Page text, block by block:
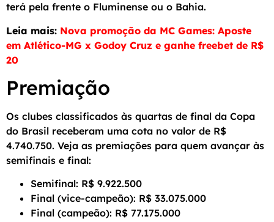
terá pela frente o Fluminense ou o Bahia.
Leia mais: Nova promoção da MC Games: Aposte
em Atlético-MG x Godoy Cruz e ganhe freebet de R$
20
Premiação
Os clubes classificados às quartas de final da Copa
do Brasil receberam uma cota no valor de R$
4.740.750. Veja as premiações para quem avançar às
semifinais e final:
Semifinal: R$ 9.922.500
Final (vice-campeão): R$ 33.075.000
Final (campeão): R$ 77.175.000